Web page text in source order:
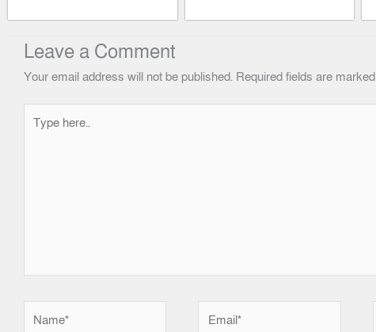
Leave a Comment
Your email address will not be published. Required fields are marked
here..